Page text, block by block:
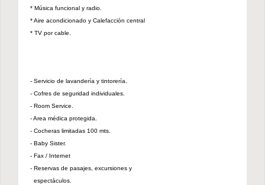
* Música funcional y radio.
* Aire acondicionado y Calefacción central
* TV por cable.
- Servicio de lavandería y tintorería.
- Cofres de seguridad individuales.
- Room Service.
- Area médica protegida.
- Cocheras limitadas 100 mts.
- Baby Sister.
- Fax / Internet
- Reservas de pasajes, excursiones y
espectáculos.